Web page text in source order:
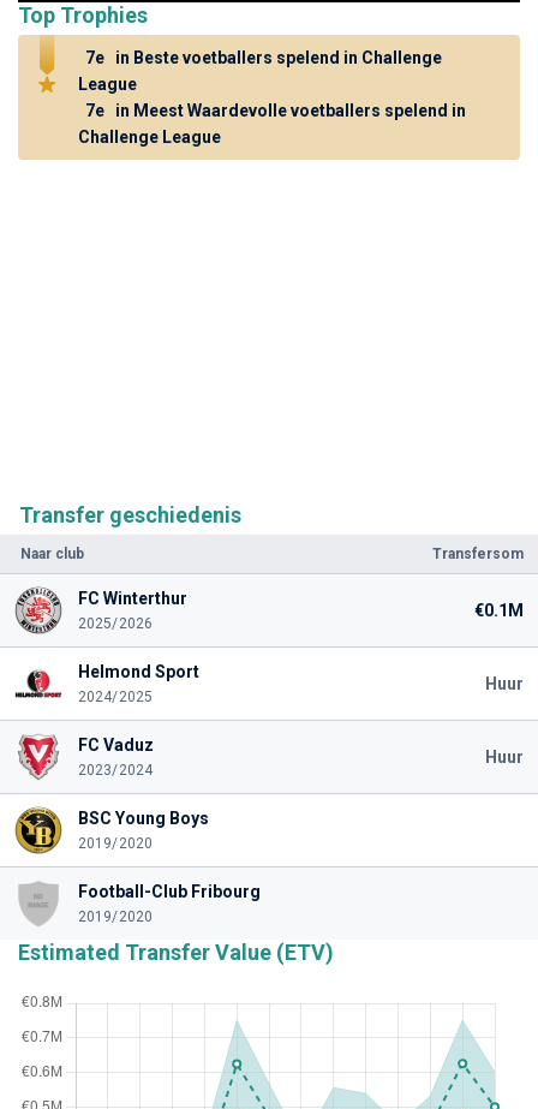
Transfer geschiedenis
Naar club Transfersom
FC Winterthur
2025/2026
€0.1M
Helmond Sport
2024/2025
Huur
FC Vaduz
2023/2024
Huur
BSC Young Boys
2019/2020
Football-Club Fribourg
2019/2020
Estimated Transfer Value (ETV)
Top Trophies
7e
in Beste voetballers spelend in Challenge
League
7e
in Meest Waardevolle voetballers spelend in
Challenge League